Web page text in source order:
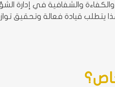
والشفافية في إدارة الشؤون
قيادة فعالة وتحقيق